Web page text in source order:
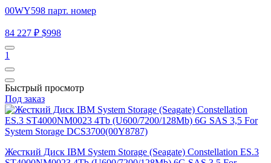
00WY598 парт. номер
84 227 ₽ $998
1
Быстрый просмотр
Под заказ
Жесткий Диск IBM System Storage (Seagate) Constellation ES.3